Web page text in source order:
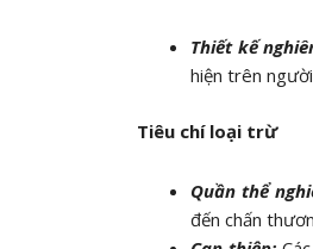
Thiết kế
hiện trên
Tiêu chí loại trừ
Quần thể
đến chấn